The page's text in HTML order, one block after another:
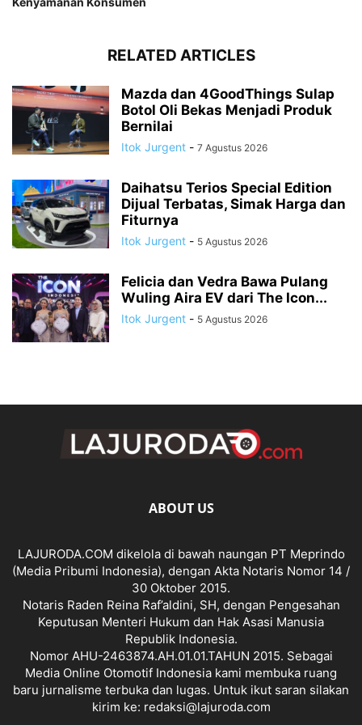
RELATED ARTICLES
Mazda dan 4GoodThings Sulap
Botol Oli Bekas Menjadi Produk
Bernilai
Itok Jurgent - 7 Agustus 2026
Daihatsu Terios Special Edition
Dijual Terbatas, Simak Harga dan
Fiturnya
Itok Jurgent - 5 Agustus 2026
Felicia dan Vedra Bawa Pulang
Wuling Aira EV dari The Icon...
Itok Jurgent - 5 Agustus 2026
ABOUT US
LAJURODA.COM dikelola di bawah naungan PT Meprindo
(Media Pribumi Indonesia), dengan Akta Notaris Nomor 14 /
30 Oktober 2015.
Notaris Raden Reina Raf’aldini, SH, dengan Pengesahan
Keputusan Menteri Hukum dan Hak Asasi Manusia
Republik Indonesia.
Nomor AHU-2463874.AH.01.01.TAHUN 2015. Sebagai
Media Online Otomotif Indonesia kami membuka ruang
baru jurnalisme terbuka dan lugas. Untuk ikut saran silakan
kirim ke: redaksi@lajuroda.com